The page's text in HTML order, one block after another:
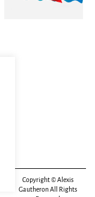
Copyright © Alexis
Gautheron All Rights